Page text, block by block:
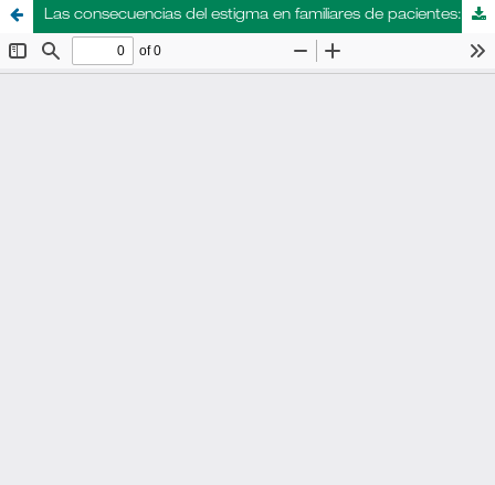
Las consecuencias del estigma en familiares de pacientes: un estudio en establecimientos, servicios y programas de salud mental